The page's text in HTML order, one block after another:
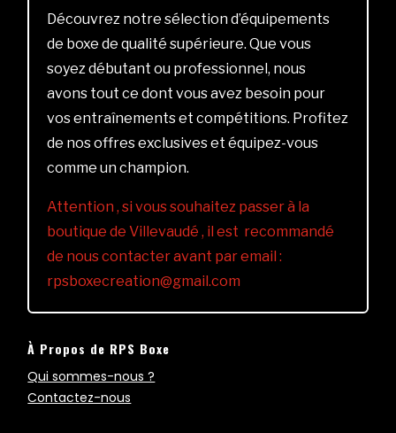
Découvrez notre sélection d’équipements
de boxe de qualité supérieure. Que vous
soyez débutant ou professionnel, nous
avons tout ce dont vous avez besoin pour
vos entraînements et compétitions. Profitez
de nos offres exclusives et équipez-vous
comme un champion.
Attention , si vous souhaitez passer à la
boutique de Villevaudé , il est recommandé
de nous contacter avant par email :
rpsboxecreation@gmail.com
À Propos de RPS Boxe
Qui sommes-nous ?
Contactez-nous